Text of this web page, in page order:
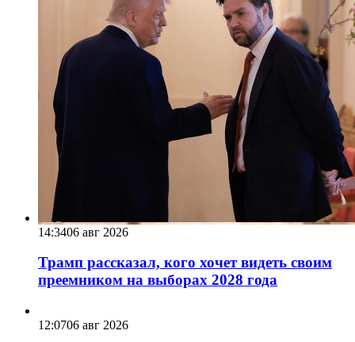
14:3406 авг 2026
Трамп рассказал, кого хочет видеть своим
преемником на выборах 2028 года
12:0706 авг 2026